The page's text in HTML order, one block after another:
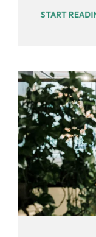
START